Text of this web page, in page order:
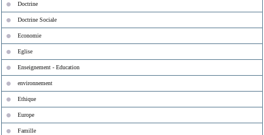
Doctrine
Doctrine Sociale
Economie
Eglise
Enseignement - Education
environnement
Ethique
Europe
Famille